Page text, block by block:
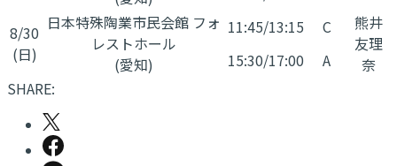
8/30
(日)
日本特殊陶業市民会館 フォ
レストホール
(愛知)
11:45/13:15 C
熊井
友理
奈
15:30/17:00
A
SHARE: